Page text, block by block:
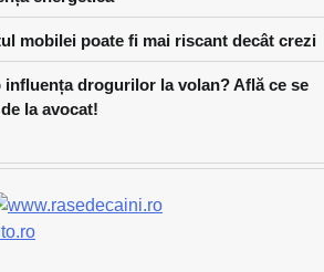
mobilei poate fi mai riscant decât crezi
drogurilor la volan? Află ce se
la avocat!